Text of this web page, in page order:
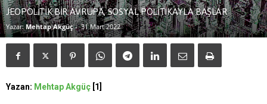
JEOPOLITIK BIR AVRUPA, SOSYAL POLITIKAYLA BAŞLAR
Yazar: Mehtap Akgüç- 31 Mart 2022
Yazan: Mehtap Akgüç [1]